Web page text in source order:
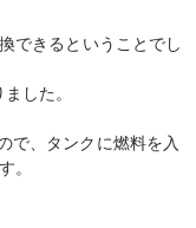
できるということでし
した。
で、タンクに燃料を入
。